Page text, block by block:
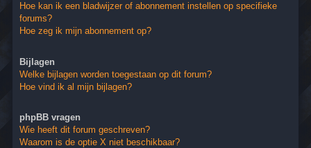
Hoe kan ik een bladwijzer of abonnement instellen op specifieke
forums?
Hoe zeg ik mijn abonnement op?
Bijlagen
Welke bijlagen worden toegestaan op dit forum?
Hoe vind ik al mijn bijlagen?
phpBB vragen
Wie heeft dit forum geschreven?
Waarom is de optie X niet beschikbaar?